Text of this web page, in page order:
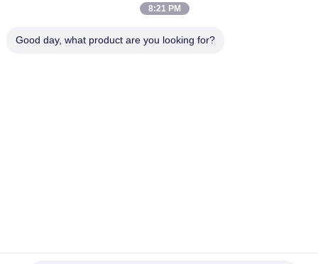
8:21 PM
Good day, what product are you looking for?